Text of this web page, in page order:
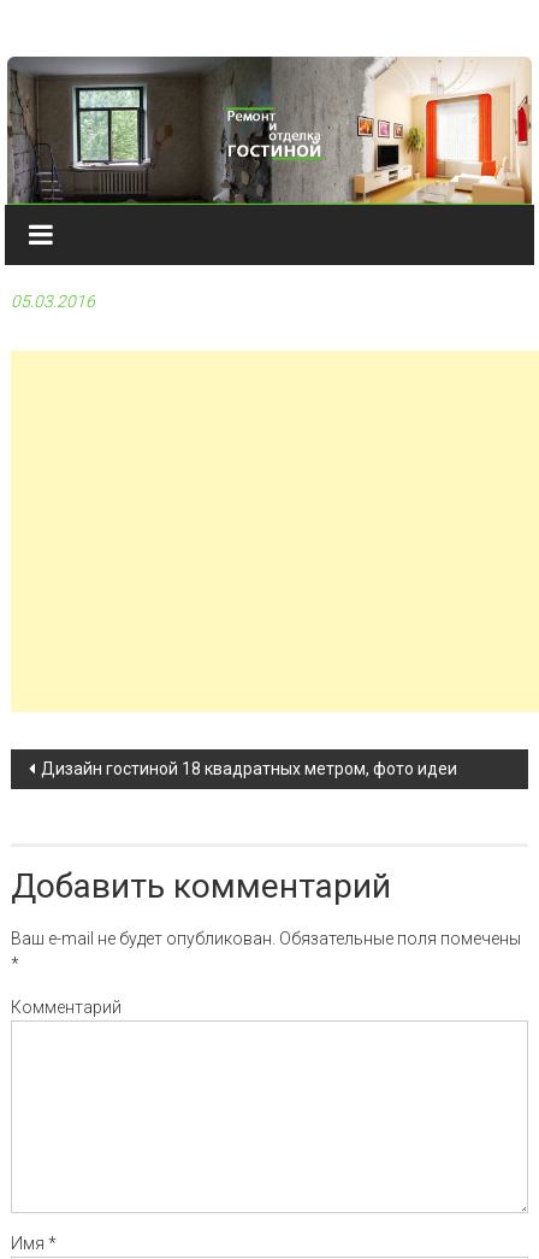
05.03.2016
Навигация по записи
Дизайн гостиной 18 квадратных метром, фото идеи
Добавить комментарий
Ваш e-mail не будет опубликован. Обязательные поля помечены
*
Комментарий
Имя *